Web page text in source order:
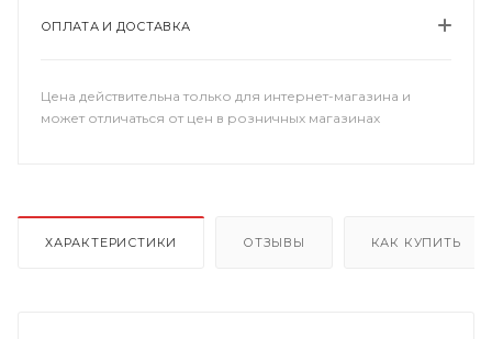
ОПЛАТА И ДОСТАВКА
Цена действительна только для интернет-магазина и
может отличаться от цен в розничных магазинах
ХАРАКТЕРИСТИКИ ОТЗЫВЫ КАК КУПИТЬ